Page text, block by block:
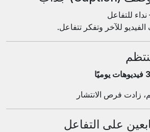
للتفاعل
للآخر وتفكر تتفاعل.
زادت فرص الانتشار